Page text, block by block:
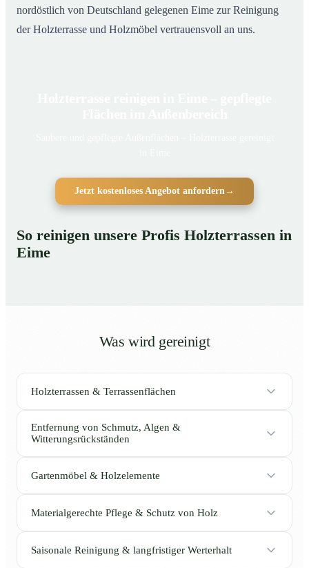
nordöstlich von Deutschland gelegenen Eime zur Reinigung
der Holzterrasse und Holzmöbel vertrauensvoll an uns.
Jetzt kostenloses Angebot anfordern→
So reinigen unsere Profis Holzterrassen in
Eime
Was wird gereinigt
Holzterrassen & Terrassenflächen
Entfernung von Schmutz, Algen &
Witterungsrückständen
Gartenmöbel & Holzelemente
Materialgerechte Pflege & Schutz von Holz
Saisonale Reinigung & langfristiger Werterhalt